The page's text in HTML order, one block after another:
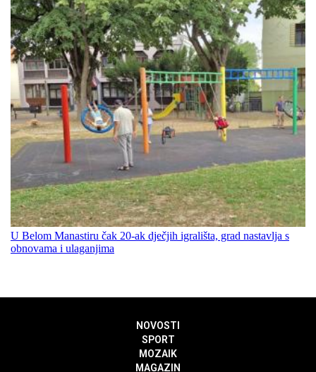
U Belom Manastiru čak 20-ak dječjih igrališta, grad nastavlja s
obnovama i ulaganjima
NOVOSTI
SPORT
MOZAIK
MAGAZIN